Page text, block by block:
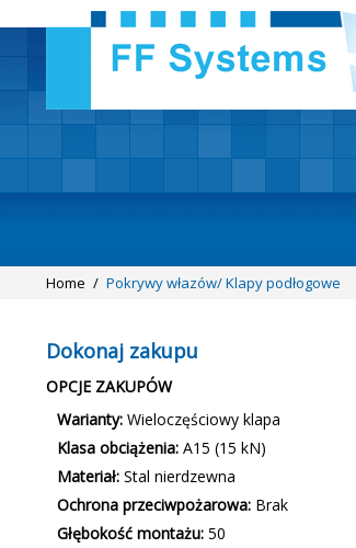
Home / Pokrywy włazów/ Klapy podłogowe
Dokonaj zakupu
OPCJE ZAKUPÓW
Warianty: Wieloczęściowy klapa
Klasa obciążenia: A15 (15 kN)
Materiał: Stal nierdzewna
Ochrona przeciwpożarowa: Brak
Głębokość montażu: 50